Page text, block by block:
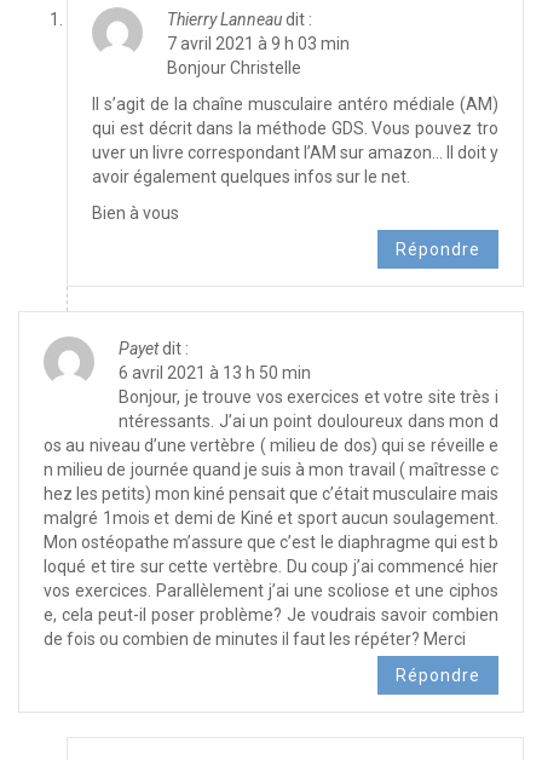
Thierry Lanneaudit :
7 avril 2021 à 9 h 03 min
Bonjour Christelle
Il s’agit de la chaîne musculaire antéro médiale (AM)
qui est décrit dans la méthode GDS. Vous pouvez tro
uver un livre correspondant l’AM sur amazon… Il doit y
avoir également quelques infos sur le net.
Bien à vous
Répondre
Payetdit :
6 avril 2021 à 13 h 50 min
Bonjour, je trouve vos exercices et votre site très i
ntéressants. J’ai un point douloureux dans mon d
os au niveau d’une vertèbre ( milieu de dos) qui se réveille e
n milieu de journée quand je suis à mon travail ( maîtresse c
hez les petits) mon kiné pensait que c’était musculaire mais
malgré 1mois et demi de Kiné et sport aucun soulagement.
Mon ostéopathe m’assure que c’est le diaphragme qui est b
loqué et tire sur cette vertèbre. Du coup j’ai commencé hier
vos exercices. Parallèlement j’ai une scoliose et une ciphos
e, cela peut-il poser problème? Je voudrais savoir combien
de fois ou combien de minutes il faut les répéter? Merci
Répondre